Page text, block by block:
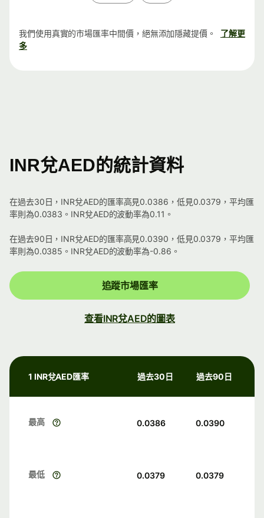
我們使用真實的市場匯率中間價，絕無添加隱藏提價。
了解更
多
INR兌AED的統計資料
在過去30日，INR兌AED的匯率高見0.0386，低見0.0379，平均匯
率則為0.0383。INR兌AED的波動率為0.11。
在過去90日，INR兌AED的匯率高見0.0390，低見0.0379，平均匯
率則為0.0385。INR兌AED的波動率為-0.86。
追蹤市場匯率
查看INR兌AED的圖表
1 INR兌AED匯率 過去30日 過去90日
最高 0.0386 0.0390
最低 0.0379 0.0379